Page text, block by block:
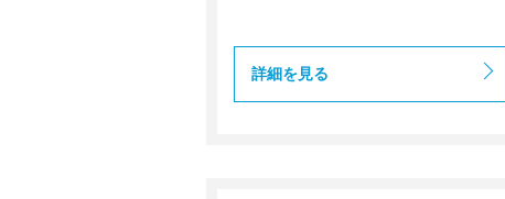
詳細を見る